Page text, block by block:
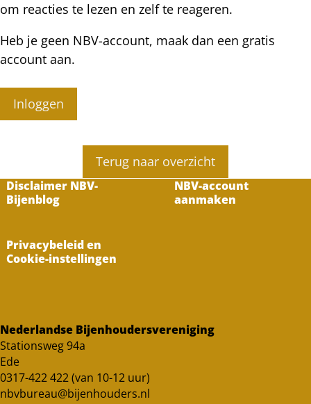
om reacties te lezen en zelf te reageren.
Heb je geen NBV-account, maak dan een gratis
account aan.
Inloggen
Terug naar overzicht
Disclaimer NBV-
Bijenblog
NBV-account
aanmaken
Privacybeleid en
Cookie-instellingen
Nederlandse Bijenhoudersvereniging
Stationsweg 94a
Ede
0317-422 422 (van 10-12 uur)
nbvbureau@bijenhouders.nl